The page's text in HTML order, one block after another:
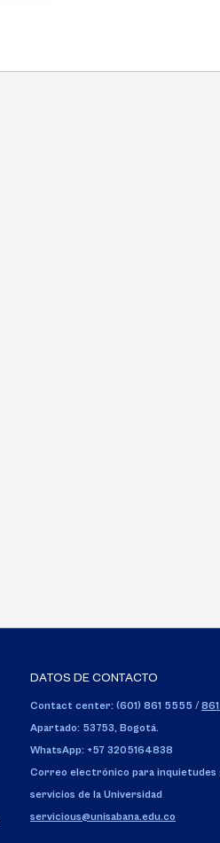
DATOS DE CONTACTO
Contact center: (601) 861 5555 /
Apartado: 53753, Bogotá.
WhatsApp: +57 3205164838
Correo electrónico para inquietudes
servicios de la Universidad
servicious@unisabana.edu.co